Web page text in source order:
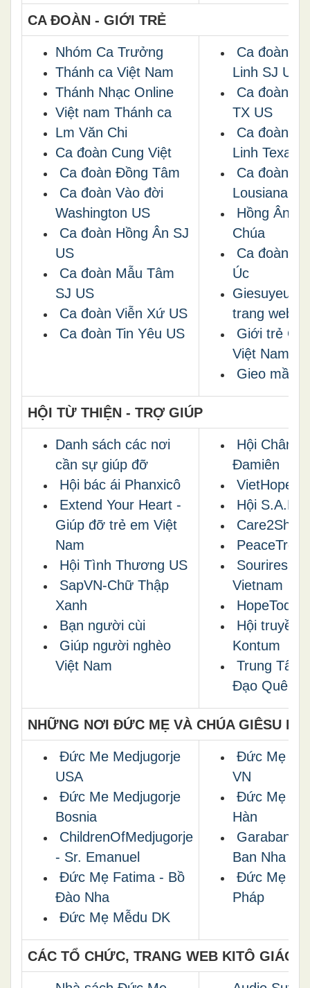
CA ĐOÀN - GIỚI TRẺ
Nhóm Ca Trưởng
Thánh ca Việt Nam
Thánh Nhạc Online
Việt nam Thánh ca
Lm Văn Chi
Ca đoàn Cung Việt
Ca đoàn Đồng Tâm
Ca đoàn Vào đời
Washington US
Ca đoàn Hồng Ân SJ
US
Ca đoàn Mẫu Tâm
SJ US
Ca đoàn Viễn Xứ US
Ca đoàn Tin Yêu US
Ca đoàn
Linh SJ US
Ca đoàn
TX US
Ca đoàn
Linh Texas
Ca đoàn
Lousiana US
Hồng Ân
Chúa
Ca đoàn
Úc
trang web
Giới trẻ
Việt Nam
Gieo mầm
HỘI TỪ THIỆN - TRỢ GIÚP
Danh sách các nơi
cần sự giúp đỡ
Hội bác ái Phanxicô
Extend Your Heart -
Giúp đỡ trẻ em Việt
Nam
Hội Tình Thương US
SapVN-Chữ Thập
Xanh
Bạn người cùi
Giúp người nghèo
Việt Nam
Hội Chân
Đamiên
VietHope
Hội S.A.R.A
Care2Share
Sourires du
Vietnam
HopeToday
Hội truyền
Kontum
Trung Tâm
Đạo Quê
NHỮNG NƠI ÐỨC MẸ VÀ CHÚA GIÊSU
Ðức Me Medjugorje
USA
Ðức Me Medjugorje
Bosnia
ChildrenOfMedjugorje
- Sr. Emanuel
Ðức Mẹ Fatima - Bồ
Ðào Nha
Đức Mẹ Mễdu DK
Ðức Mẹ
VN
Ðức Mẹ
Hàn
Ban Nha
Ðức Mẹ Lộ
Pháp
CÁC TỔ CHỨC, TRANG WEB KITÔ GIÁO